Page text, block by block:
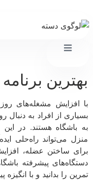
برنامه
مشغله‌های
از افراد به دنبال
هستند. در این
می‌تواند راه‌حلی ایده‌آل
ساختن عضله، افزایش
پیشرفته
را بدانید و با انگیزه پیش